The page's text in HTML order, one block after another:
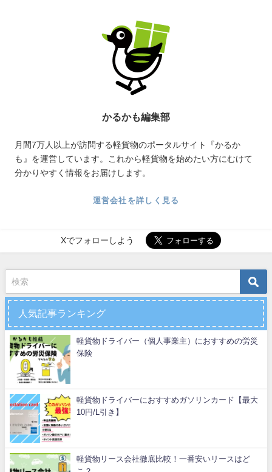
かるかも編集部
月間7万人以上が訪問する軽貨物のポータルサイト『かるか
も』を運営しています。これから軽貨物を始めたい方にむけて
分かりやすく情報をお届けします。
運営会社を詳しく見る
Xでフォローしよう
人気記事ランキング
軽貨物ドライバー（個人事業主）におすすめの労災
保険
軽貨物ドライバーにおすすめガソリンカード【最大
10円/L引き】
軽貨物リース会社徹底比較！一番安いリースはど